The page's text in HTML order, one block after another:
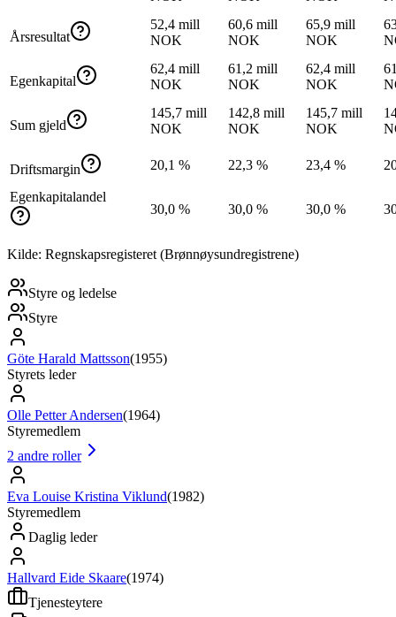
Årsresultat
52,4 mill
NOK
60,6 mill
NOK
65,9 mill
NOK
Egenkapital
62,4 mill
NOK
61,2 mill
NOK
62,4 mill
NOK
Sum gjeld
145,7 mill
NOK
142,8 mill
NOK
145,7 mill
NOK
Driftsmargin 20,1 % 22,3 % 23,4 %
Egenkapitalandel
30,0 %
30,0 % 30,0 %
Kilde: Regnskapsregisteret (Brønnøysundregistrene)
Styre og ledelse
Styre
Göte Harald Mattsson(1955)
Styrets leder
Olle Petter Andersen(1964)
Styremedlem
2 andre roller
Eva Louise Kristina Viklund(1982)
Styremedlem
Daglig leder
Hallvard Eide Skaare(1974)
Tjenesteytere